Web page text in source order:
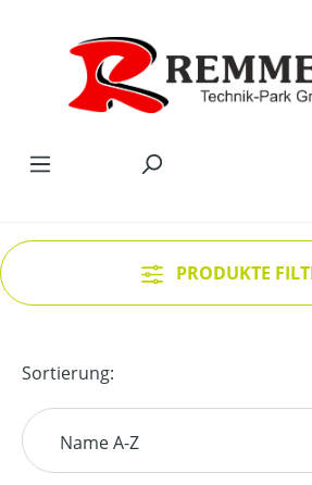
PRODUKTE
Sortierung: